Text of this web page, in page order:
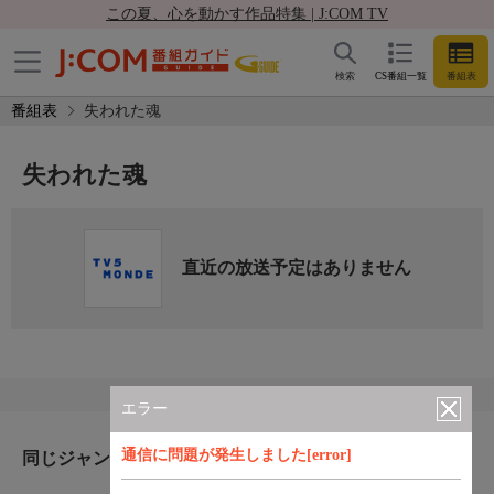
この夏、心を動かす作品特集 | J:COM TV
CS番組一覧 番組表
検索
番組表 失われた魂
エラー
通信に問題が発生しました[error]
失われた魂
直近の放送予定はありません
同じジャンルのおすすめ番組